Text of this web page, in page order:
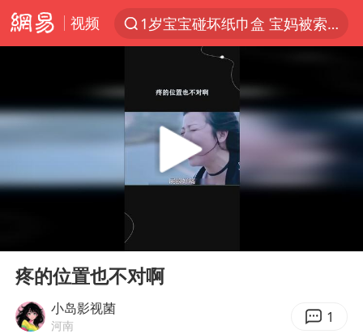
视频
1岁宝宝碰坏纸巾盒 宝妈被索赔924元
Meta被判支付5.67亿美元
台风白海豚逼近 暴雨大暴雨来袭
47岁妈妈突然产女 26岁女儿：很震惊
阿根廷足协发文力挺因凡蒂诺
Play
疼的位置也不对啊
小岛影视菌
河南 1